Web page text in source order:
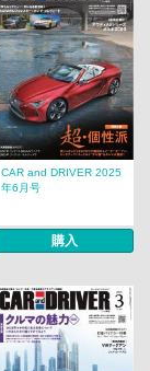
CAR and DRIVER 2025
年6月号
購入